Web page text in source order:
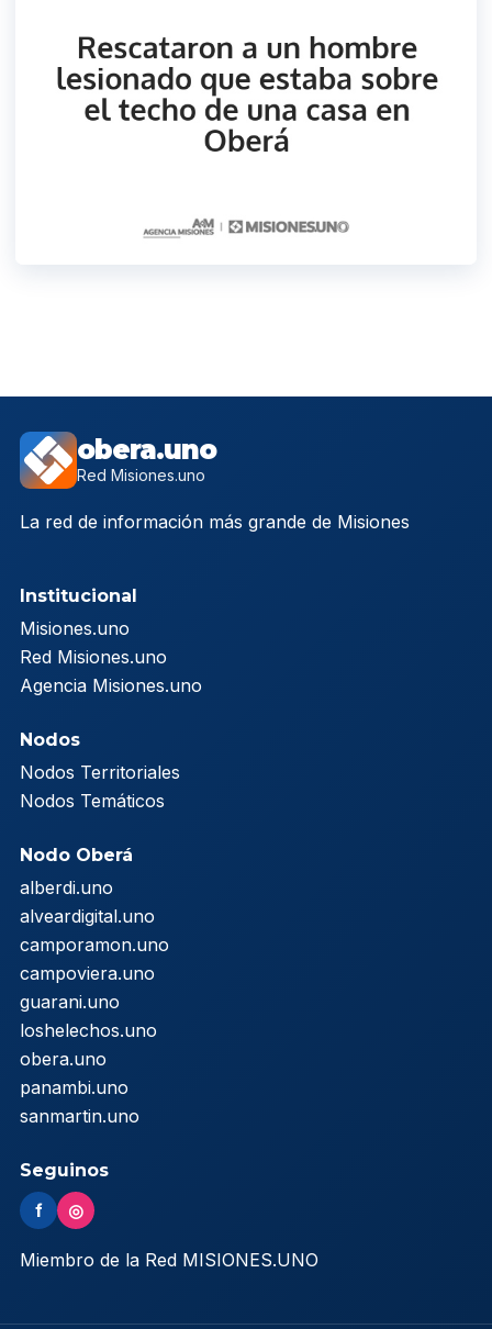
obera.uno
Red Misiones.uno
La red de información más grande de Misiones
Institucional
Misiones.uno
Red Misiones.uno
Agencia Misiones.uno
Nodos
Nodos Territoriales
Nodos Temáticos
Nodo Oberá
alberdi.uno
alveardigital.uno
camporamon.uno
campoviera.uno
guarani.uno
loshelechos.uno
obera.uno
panambi.uno
sanmartin.uno
Seguinos
f ◎
Miembro de la Red MISIONES.UNO